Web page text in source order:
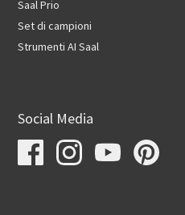
Saal Prio
Set di campioni
Strumenti AI Saal
Social Media